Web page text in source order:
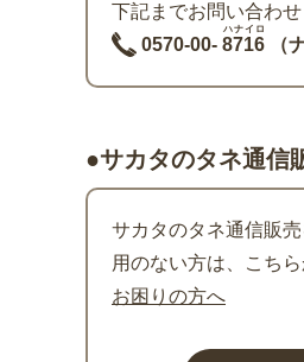
下記までお問い合わせ
0570-00- 8716
ハナイロ
（
●サカタのタネ通信
サカタのタネ通信販
用のない方は、こち
お困りの方へ